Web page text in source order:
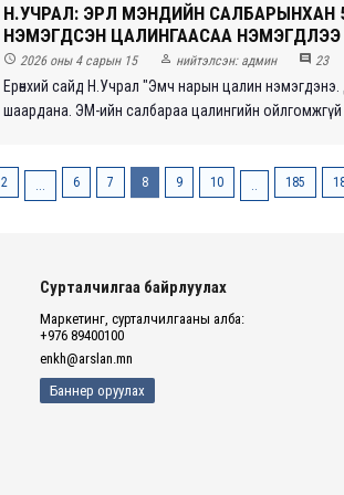
Н.УЧРАЛ: ЭРҮҮЛ МЭНДИЙН
НЭМЭГДСЭН ЦАЛИНГААСАА
 2026 оны 4 сарын 15  нийтэлсэн: админ  23
Ерөнхий сайд Н.Учрал "Эмч нарын цалин
шаардана. ЭМ-ийн салбараа цалингийн ойлгомжгүй
2 ... 6 7 8 9 10 .. 185
Сурталчилгаа байрлуулах
Маркетинг, сурталчилгааны алба:
+976 89400100
enkh@arslan.mn
Баннер оруулах